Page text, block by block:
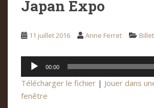
Japan Expo
11 juillet 2016 Anne Ferret
Lecteur
audio
00:00
Télécharger le fichier | Jouer dans
fenêtre